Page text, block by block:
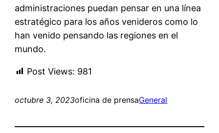
administraciones puedan pensar en una línea
estratégico para los años venideros como lo
han venido pensando las regiones en el
mundo.
Post Views: 981
octubre 3, 2023oficina de prensaGeneral